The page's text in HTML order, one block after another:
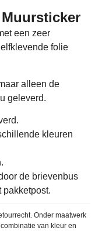
een zeer
folie
alleen de
geleverd.
kleuren
de brievenbus
pakketpost.
Onder maatwerk
van kleur en